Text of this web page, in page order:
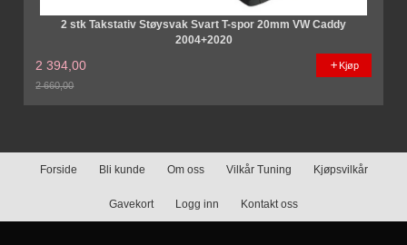
2 stk Takstativ Støysvak Svart T-spor 20mm VW Caddy
2004+2020
2 394,00
2 660,00
Kjøp
Forside Bli kunde Om oss Vilkår Tuning Kjøpsvilkår
Gavekort Logg inn Kontakt oss